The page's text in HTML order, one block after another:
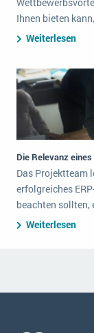
Ihnen bieten
Weiterlesen
Die Relevanz
Das Projektteam
erfolgreiches
beachten sollten,
Weiterlesen